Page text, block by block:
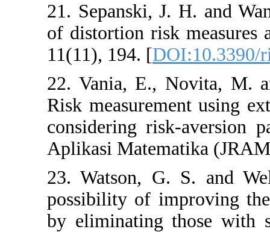
21. Sepanski, J.
of distortion risk
11(11), 194. [
22. Vania, E.,
Risk
considering risk-
Aplikasi
23. Watson, G.
possibility of
by eliminating